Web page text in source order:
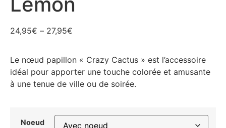
24,95€ – 27,95€
Le nœud papillon « Crazy Cactus » est l’accessoire
idéal pour apporter une touche colorée et amusante
à une tenue de ville ou de soirée.
Noeud